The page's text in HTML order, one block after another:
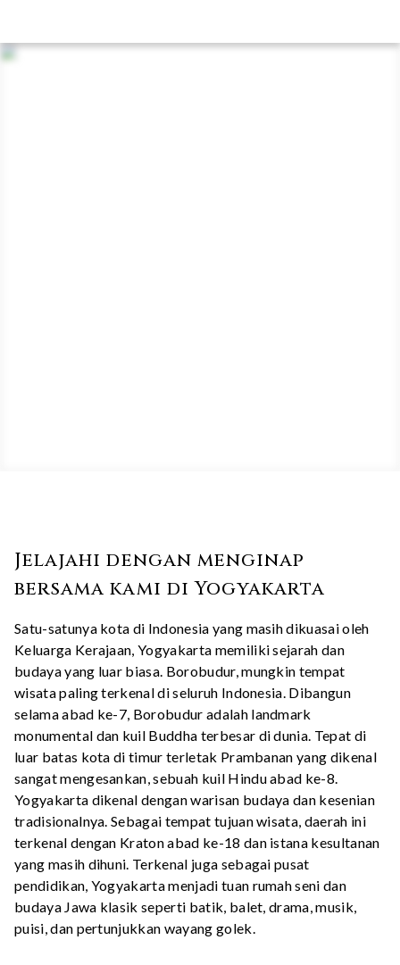
Jelajahi dengan menginap
bersama kami di Yogyakarta
Satu-satunya kota di Indonesia yang masih dikuasai oleh
Keluarga Kerajaan, Yogyakarta memiliki sejarah dan
budaya yang luar biasa. Borobudur, mungkin tempat
wisata paling terkenal di seluruh Indonesia. Dibangun
selama abad ke-7, Borobudur adalah landmark
monumental dan kuil Buddha terbesar di dunia. Tepat di
luar batas kota di timur terletak Prambanan yang dikenal
sangat mengesankan, sebuah kuil Hindu abad ke-8.
Yogyakarta dikenal dengan warisan budaya dan kesenian
tradisionalnya. Sebagai tempat tujuan wisata, daerah ini
terkenal dengan Kraton abad ke-18 dan istana kesultanan
yang masih dihuni. Terkenal juga sebagai pusat
pendidikan, Yogyakarta menjadi tuan rumah seni dan
budaya Jawa klasik seperti batik, balet, drama, musik,
puisi, dan pertunjukkan wayang golek.